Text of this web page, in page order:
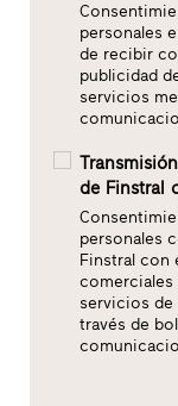
personales
de recibir
publicidad
servicios
de Finstral
personales
Finstral con
servicios de
través de